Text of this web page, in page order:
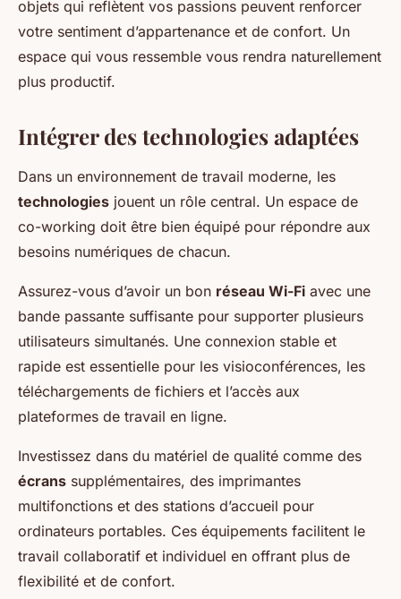
objets qui reflètent vos passions peuvent renforcer
votre sentiment d’appartenance et de confort. Un
espace qui vous ressemble vous rendra naturellement
plus productif.
Intégrer des technologies adaptées
Dans un environnement de travail moderne, les
technologies jouent un rôle central. Un espace de
co-working doit être bien équipé pour répondre aux
besoins numériques de chacun.
Assurez-vous d’avoir un bon réseau Wi-Fi avec une
bande passante suffisante pour supporter plusieurs
utilisateurs simultanés. Une connexion stable et
rapide est essentielle pour les visioconférences, les
téléchargements de fichiers et l’accès aux
plateformes de travail en ligne.
Investissez dans du matériel de qualité comme des
écrans supplémentaires, des imprimantes
multifonctions et des stations d’accueil pour
ordinateurs portables. Ces équipements facilitent le
travail collaboratif et individuel en offrant plus de
flexibilité et de confort.